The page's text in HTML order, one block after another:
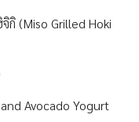
กิ (Miso Grilled Hoki
Avocado Yogurt